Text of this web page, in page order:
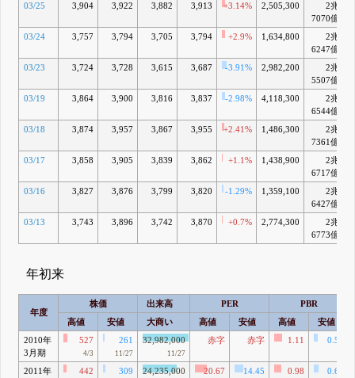
03/25 3,904 3,922 3,882 3,913 +3.14% 2,505,300
2兆
7070億
03/24 3,757 3,794 3,705 3,794 +2.9% 1,634,800
2兆
6247億
03/23 3,724 3,728 3,615 3,687 -3.91% 2,982,200
2兆
5507億
03/19 3,864 3,900 3,816 3,837 -2.98% 4,118,300
2兆
6544億
03/18 3,874 3,957 3,867 3,955 +2.41% 1,486,300
2兆
7361億
03/17 3,858 3,905 3,839 3,862 +1.1% 1,438,900
2兆
6717億
03/16 3,827 3,876 3,799 3,820 -1.29% 1,359,100
2兆
6427億
03/13
3,743 3,896 3,742 3,870 +0.7% 2,774,300
2兆
6773億
年初来
年度
株価 出来高 PER
PBR
高値
安値 大商い 高値 安値 高値
安値
2010年
3月期
527
4/3
261
11/27
32,982,000
11/27
赤字 赤字 1.11 0.55
2011年
442 309 24,235,000 20.67 14.45 0.98 0.68